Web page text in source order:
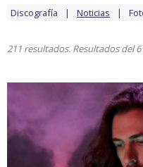
Discografía Noticias
211 resultados. Resultados del